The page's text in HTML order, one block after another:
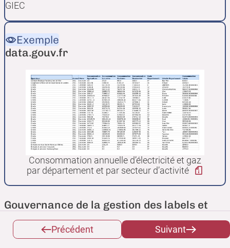
GIEC
Exemple
data.gouv.fr
Consommation annuelle d’électricité et gaz
par département et par secteur d’activité
Gouvernance de la gestion des labels et
transparence des informations
Précédent Suivant